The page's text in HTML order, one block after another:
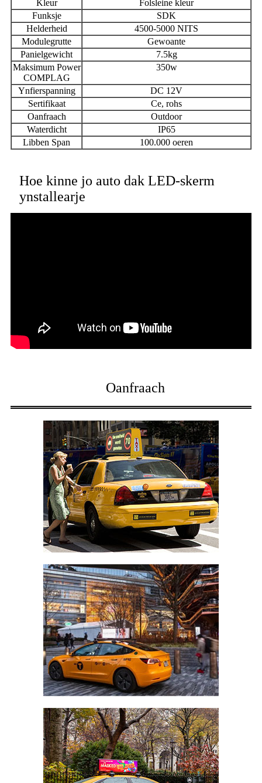
Kleur
Folsleine kleur
Funksje
SDK
Helderheid
4500-5000 NITS
Modulegrutte
Gewoante
Panielgewicht
7.5kg
Maksimum Power
COMPLAG
350w
Ynfierspanning
DC 12V
Sertifikaat
Ce, rohs
Oanfraach
Outdoor
Waterdicht
IP65
Libben Span
100.000 oeren
Hoe kinne jo auto dak LED-skerm
ynstallearje
Oanfraach